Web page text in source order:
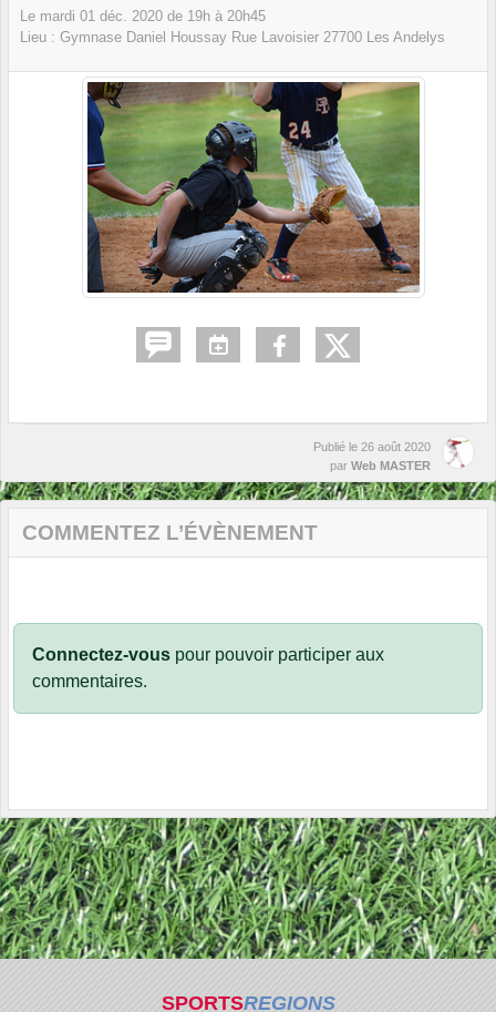
Le mardi 01 déc. 2020 de 19h à 20h45
Lieu : Gymnase Daniel Houssay Rue Lavoisier 27700 Les Andelys
Publié le 26 août 2020
par Web MASTER
COMMENTEZ L’ÉVÈNEMENT
Connectez-vous pour pouvoir participer aux
commentaires.
SPORTSREGIONS